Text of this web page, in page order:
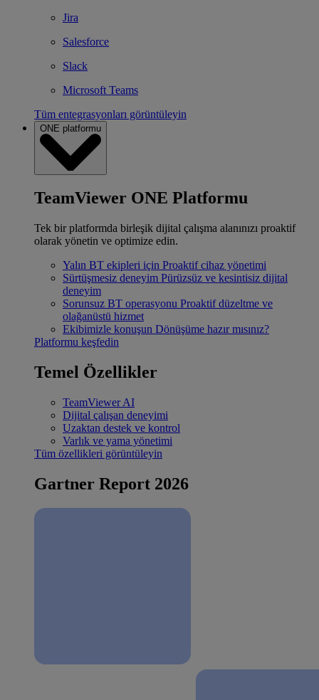
Jira
Salesforce
Slack
Microsoft Teams
Tüm entegrasyonları görüntüleyin
ONE platformu
TeamViewer ONE Platformu
Tek bir platformda birleşik dijital çalışma alanınızı proaktif
olarak yönetin ve optimize edin.
Yalın BT ekipleri için Proaktif cihaz yönetimi
Sürtüşmesiz deneyim Pürüzsüz ve kesintisiz dijital
deneyim
Sorunsuz BT operasyonu Proaktif düzeltme ve
olağanüstü hizmet
Ekibimizle konuşun Dönüşüme hazır mısınız?
Platformu keşfedin
Temel Özellikler
TeamViewer AI
Dijital çalışan deneyimi
Uzaktan destek ve kontrol
Varlık ve yama yönetimi
Tüm özellikleri görüntüleyin
Gartner Report 2026